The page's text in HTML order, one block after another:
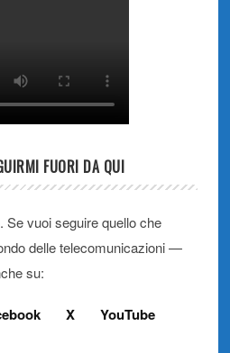
FUORI DA QUI
vuoi seguire quello che
delle telecomunicazioni —
su:
X YouTube